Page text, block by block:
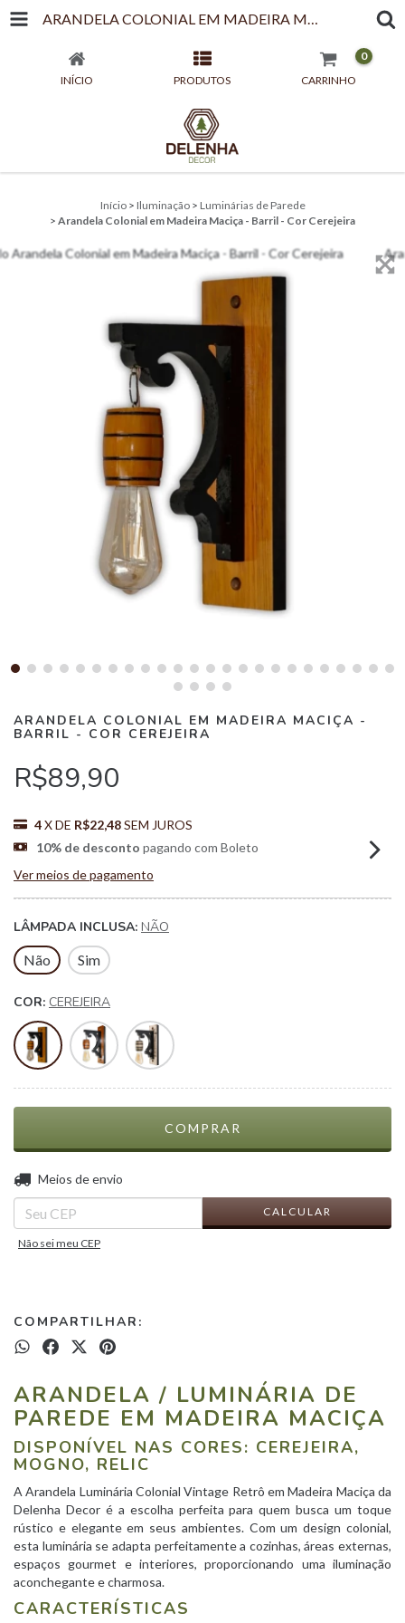
ARANDELA COLONIAL EM MADEIRA MACIÇA - BARRIL - COR CEREJEIRA
INÍCIO PRODUTOS CARRINHO
0
Início > Iluminação > Luminárias de Parede
> Arandela Colonial em Madeira Maciça - Barril - Cor Cerejeira
ARANDELA COLONIAL EM MADEIRA MACIÇA -
BARRIL - COR CEREJEIRA
R$89,90
4X DE R$22,48SEM JUROS
10% de desconto pagando com Boleto
Ver meios de pagamento
LÂMPADA INCLUSA: NÃO
Não
Sim
COR: CEREJEIRA
Entregas para o CEP:
Meios de envio
CALCULAR
Não sei meu CEP
COMPARTILHAR:
ARANDELA / LUMINÁRIA DE
PAREDE EM MADEIRA MACIÇA
DISPONÍVEL NAS CORES: CEREJEIRA,
MOGNO, RELIC
A Arandela Luminária Colonial Vintage Retrô em Madeira Maciça da
Delenha Decor é a escolha perfeita para quem busca um toque
rústico e elegante em seus ambientes. Com um design colonial,
esta luminária se adapta perfeitamente a cozinhas, áreas externas,
espaços gourmet e interiores, proporcionando uma iluminação
aconchegante e charmosa.
CARACTERÍSTICAS